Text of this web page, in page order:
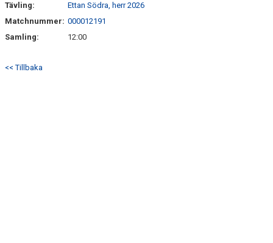
Tävling:
Ettan Södra, herr 2026
Matchnummer: 000012191
Samling:
12:00
<< Tillbaka